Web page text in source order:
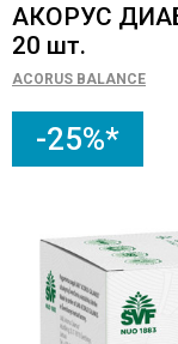
АКОРУС
20 шт.
ACORUS BALANCE
-25%*